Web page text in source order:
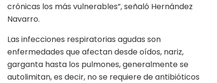
crónicas los más vulnerables”, señaló Hernández
Navarro.
Las infecciones respiratorias agudas son
enfermedades que afectan desde oídos, nariz,
garganta hasta los pulmones, generalmente se
autolimitan, es decir, no se requiere de antibióticos